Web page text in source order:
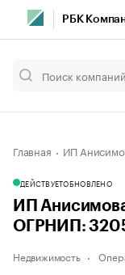
РБК
Главная ИП
ДЕЙСТВУЕТОБНОВЛЕНО
ИП
ОГРНИП:
Недвижимость